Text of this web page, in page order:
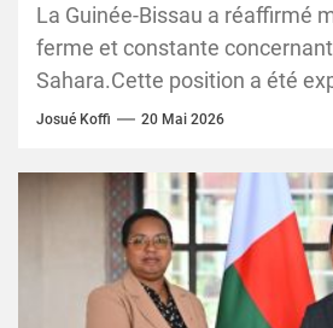
La Guinée-Bissau a réaffirmé
ferme et constante
Sahara.Cette position a été
ministre des Affaires
Josué Koffi 20 Mai 2026